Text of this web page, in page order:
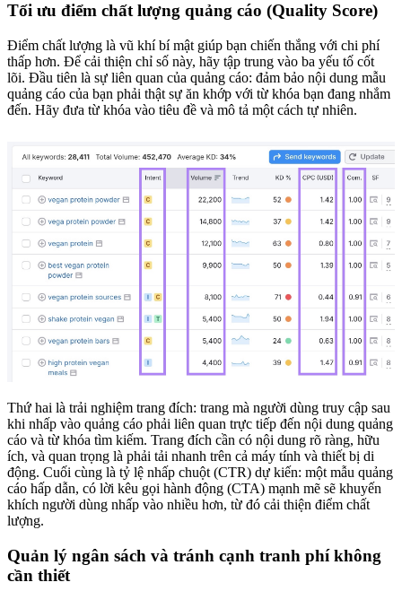
Tối ưu điểm chất lượng quảng cáo (Quality Score)
Điểm chất lượng là vũ khí bí mật giúp bạn chiến thắng với chi phí
thấp hơn. Để cải thiện chỉ số này, hãy tập trung vào ba yếu tố cốt
lõi. Đầu tiên là sự liên quan của quảng cáo: đảm bảo nội dung mẫu
quảng cáo của bạn phải thật sự ăn khớp với từ khóa bạn đang nhắm
đến. Hãy đưa từ khóa vào tiêu đề và mô tả một cách tự nhiên.
Thứ hai là trải nghiệm trang đích: trang mà người dùng truy cập sau
khi nhấp vào quảng cáo phải liên quan trực tiếp đến nội dung quảng
cáo và từ khóa tìm kiếm. Trang đích cần có nội dung rõ ràng, hữu
ích, và quan trọng là phải tải nhanh trên cả máy tính và thiết bị di
động. Cuối cùng là tỷ lệ nhấp chuột (CTR) dự kiến: một mẫu quảng
cáo hấp dẫn, có lời kêu gọi hành động (CTA) mạnh mẽ sẽ khuyến
khích người dùng nhấp vào nhiều hơn, từ đó cải thiện điểm chất
lượng.
Quản lý ngân sách và tránh cạnh tranh phí không
cần thiết